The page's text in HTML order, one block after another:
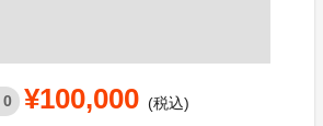
0 ¥100,000 (税込)